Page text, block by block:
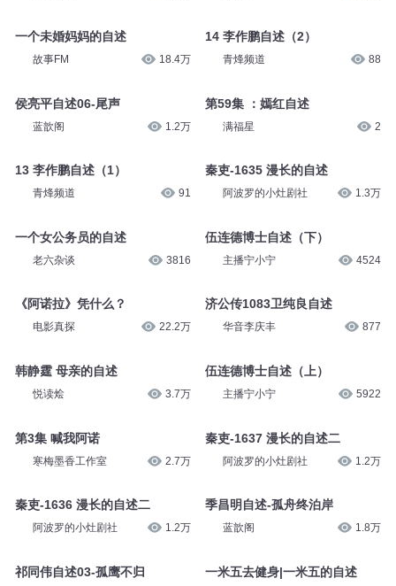
一个未婚妈妈的自述
故事FM 18.4万
侯亮平自述06-尾声
蓝歆阁 1.2万
13 李作鹏自述（1）
青烽频道 91
一个女公务员的自述
老六杂谈 3816
《阿诺拉》凭什么？
电影真探 22.2万
韩静霆 母亲的自述
悦读烩 3.7万
第3集 喊我阿诺
寒梅墨香工作室 2.7万
秦吏-1636 漫长的自述二
阿波罗的小灶剧社 1.2万
祁同伟自述03-孤鹰不归
14 李作鹏自述（2）
青烽频道 88
第59集 ：嫣红自述
满福星 2
秦吏-1635 漫长的自述
阿波罗的小灶剧社 1.3万
伍连德博士自述（下）
主播宁小宁 4524
济公传1083卫纯良自述
华音李庆丰 877
伍连德博士自述（上）
主播宁小宁 5922
秦吏-1637 漫长的自述二
阿波罗的小灶剧社 1.2万
季昌明自述-孤舟终泊岸
蓝歆阁 1.8万
一米五去健身|一米五的自述